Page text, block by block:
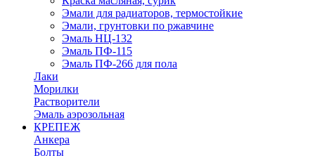
Эмали для радиаторов, термостойкие
Эмали, грунтовки по ржавчине
Эмаль НЦ-132
Эмаль ПФ-115
Эмаль ПФ-266 для пола
Лаки
Морилки
Растворители
Эмаль аэрозольная
КРЕПЕЖ
Анкера
Болты